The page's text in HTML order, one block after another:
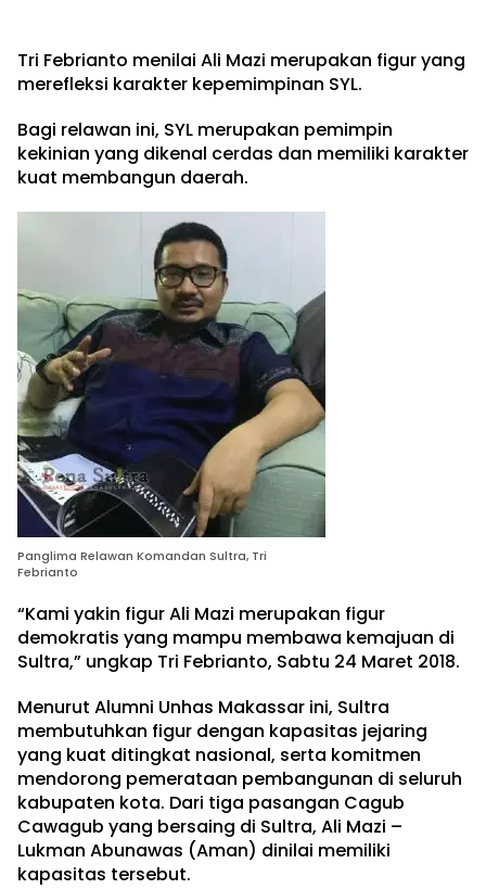
Tri Febrianto menilai Ali Mazi merupakan figur yang
merefleksi karakter kepemimpinan SYL.
Bagi relawan ini, SYL merupakan pemimpin
kekinian yang dikenal cerdas dan memiliki karakter
kuat membangun daerah.
Panglima Relawan Komandan Sultra, Tri
Febrianto
“Kami yakin figur Ali Mazi merupakan figur
demokratis yang mampu membawa kemajuan di
Sultra,” ungkap Tri Febrianto, Sabtu 24 Maret 2018.
Menurut Alumni Unhas Makassar ini, Sultra
membutuhkan figur dengan kapasitas jejaring
yang kuat ditingkat nasional, serta komitmen
mendorong pemerataan pembangunan di seluruh
kabupaten kota. Dari tiga pasangan Cagub
Cawagub yang bersaing di Sultra, Ali Mazi –
Lukman Abunawas (Aman) dinilai memiliki
kapasitas tersebut.